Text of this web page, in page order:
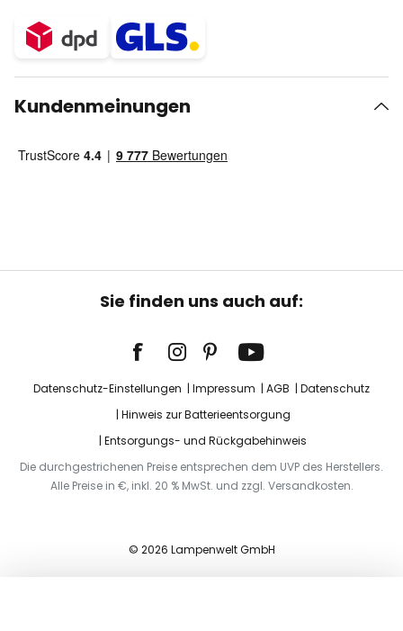
Kundenmeinungen
Sie finden uns auch auf:
Datenschutz-Einstellungen Impressum AGB
Datenschutz
Hinweis zur Batterieentsorgung
Entsorgungs- und Rückgabehinweis
Die durchgestrichenen Preise entsprechen dem UVP des Herstellers.
Alle Preise in €, inkl. 20 % MwSt. und zzgl. Versandkosten.
© 2026 Lampenwelt GmbH